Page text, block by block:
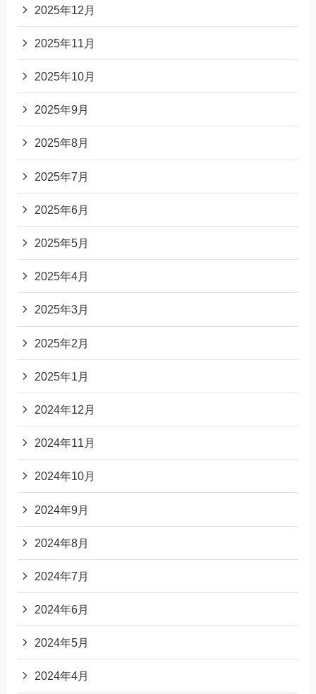
2025年12月
2025年11月
2025年10月
2025年9月
2025年8月
2025年7月
2025年6月
2025年5月
2025年4月
2025年3月
2025年2月
2025年1月
2024年12月
2024年11月
2024年10月
2024年9月
2024年8月
2024年7月
2024年6月
2024年5月
2024年4月